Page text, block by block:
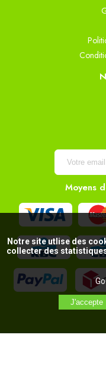
Moyens
Notre site utlise des
collecter des